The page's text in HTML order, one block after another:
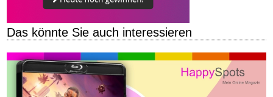
Das könnte Sie auch interessieren